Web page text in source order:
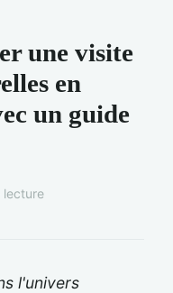
une visite
en
un guide
lecture
l'univers